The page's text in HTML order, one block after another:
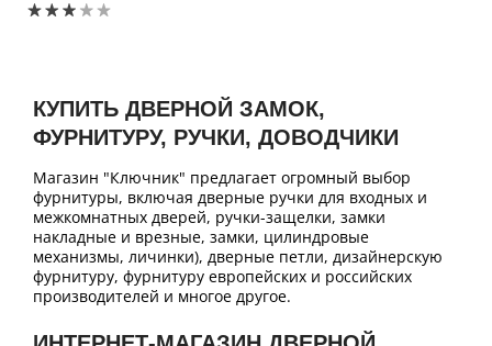
КУПИТЬ ДВЕРНОЙ ЗАМОК,
ФУРНИТУРУ, РУЧКИ, ДОВОДЧИКИ
Магазин "Ключник" предлагает огромный выбор
фурнитуры, включая дверные ручки для входных и
межкомнатных дверей, ручки-защелки, замки
накладные и врезные, замки, цилиндровые
механизмы, личинки), дверные петли, дизайнерскую
фурнитуру, фурнитуру европейских и российских
производителей и многое другое.